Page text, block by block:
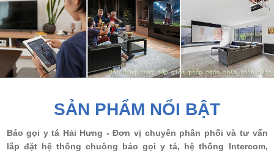
SẢN PHẨM NỔI BẬT
Báo gọi y tá Hải Hưng - Đơn vị chuyên phân phối và tư vấn
lắp đặt hệ thống chuông báo gọi y tá, hệ thống Intercom,